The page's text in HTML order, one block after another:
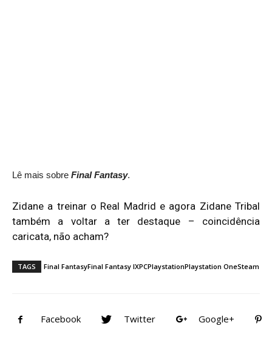
Lê mais sobre Final Fantasy.
Zidane a treinar o Real Madrid e agora Zidane Tribal
também a voltar a ter destaque – coincidência
caricata, não acham?
TAGS Final FantasyFinal Fantasy IXPCPlaystationPlaystation OneSteam
Facebook Twitter Google+